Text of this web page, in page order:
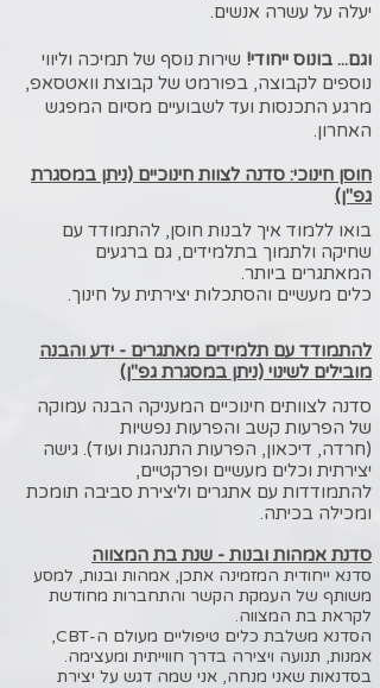
יעלה על עשרה אנשים.
וגם... בונוס ייחודי! שירות נוסף של תמיכה וליווי
נוספים לקבוצה, בפורמט של קבוצת וואטסאפ,
מרגע התכנסות ועד לשבועיים מסיום המפגש
האחרון.
חוסן חינוכי: סדנה לצוות חינוכיים (ניתן במסגרת
גפ"ן)
בואו ללמוד איך לבנות חוסן, להתמודד עם
שחיקה ולתמוך בתלמידים, גם ברגעים
המאתגרים ביותר.
כלים מעשיים והסתכלות יצירתית על חינוך.
להתמודד עם תלמידים מאתגרים - ידע והבנה
מובילים לשינוי (ניתן במסגרת גפ"ן)
סדנה לצוותים חינוכיים המעניקה הבנה עמוקה
של הפרעות קשב והפרעות נפשיות
(חרדה, דיכאון, הפרעות התנהגות ועוד). גישה
יצירתית וכלים מעשיים ופרקטיים,
להתמודדות עם אתגרים וליצירת סביבה תומכת
ומכילה בכיתה.
סדנת אמהות ובנות - שנת בת המצווה
סדנא ייחודית המזמינה אתכן, אמהות ובנות, למסע
משותף של העמקת הקשר והתחברות מחודשת
לקראת בת המצווה.
הסדנא משלבת כלים טיפוליים מעולם ה-CBT,
אמנות, תנועה ויצירה בדרך חווייתית ומעצימה.
בסדנאות שאני מנחה, אני שמה דגש על יצירת